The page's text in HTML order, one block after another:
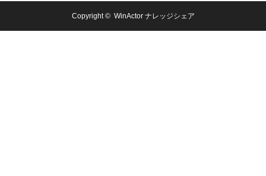
Copyright © WinActor ナレッジシェア